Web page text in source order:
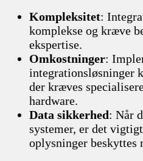
Kompleksitet:
komplekse og kræve
ekspertise.
Omkostninger:
integrationsløsninger
der kræves
hardware.
Data sikkerhed: Når
systemer, er det
oplysninger beskyttes